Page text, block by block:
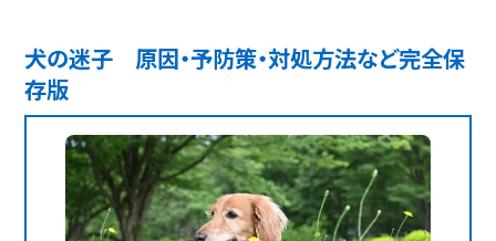
犬の迷子 原因・予防策・対処方法など完全保
存版